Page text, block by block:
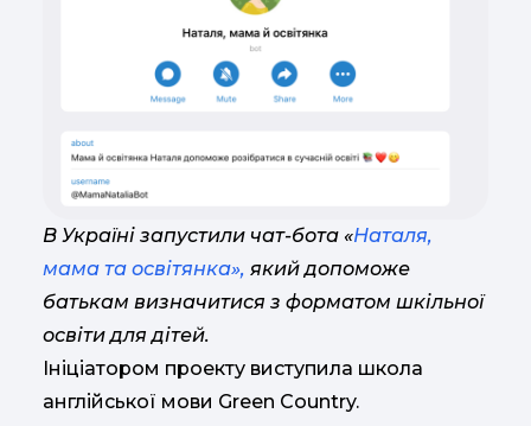
В Україні запустили чат-бота «Наталя,
мама та освітянка», який допоможе
батькам визначитися з форматом шкільної
освіти для дітей.
Ініціатором проекту виступила школа
англійської мови Green Country.